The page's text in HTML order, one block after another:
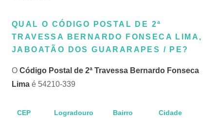
QUAL O CÓDIGO POSTAL DE 2ª
TRAVESSA BERNARDO FONSECA LIMA,
JABOATÃO DOS GUARARAPES / PE?
O Código Postal de 2ª Travessa Bernardo Fonseca
Lima é 54210-339
CEP Logradouro Bairro Cidade